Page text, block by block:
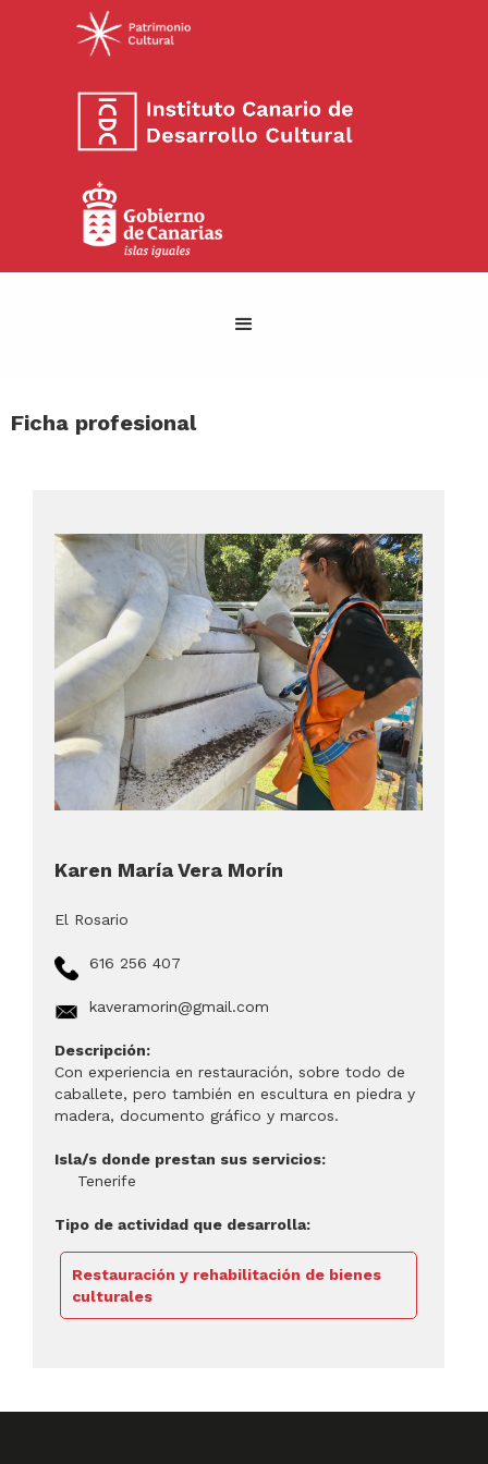
Ficha profesional
Karen María Vera Morín
El Rosario
616 256 407
kaveramorin@gmail.com
Descripción:
Con experiencia en restauración, sobre todo de
caballete, pero también en escultura en piedra y
madera, documento gráfico y marcos.
Isla/s donde prestan sus servicios:
Tenerife
Tipo de actividad que desarrolla:
Restauración y rehabilitación de bienes
culturales